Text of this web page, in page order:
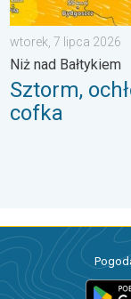
wtorek, 7 lipca 2026
Niż nad Bałtykiem
Sztorm,
cofka